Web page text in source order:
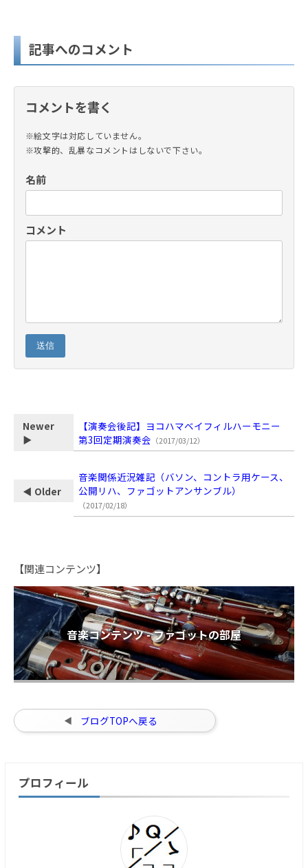
記事へのコメント
コメントを書く
※絵文字は対応していません。
※攻撃的、乱暴なコメントはしないで下さい。
名前
コメント
送信
Newer
▶
【演奏会後記】ヨコハマベイフィルハーモニー
第3回定期演奏会 （2017/03/12）
◀ Older
音楽関係近況雑記（バソン、コントラ用ケース、
公開リハ、ファゴットアンサンブル）
（2017/02/18）
【関連コンテンツ】
音楽コンテンツ - ファゴットの部屋
ブログTOPへ戻る
プロフィール